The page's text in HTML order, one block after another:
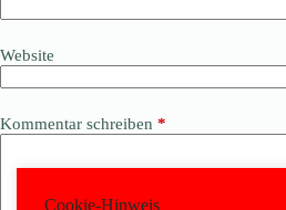
Website
Kommentar schreiben *
Cookie-Hinweis